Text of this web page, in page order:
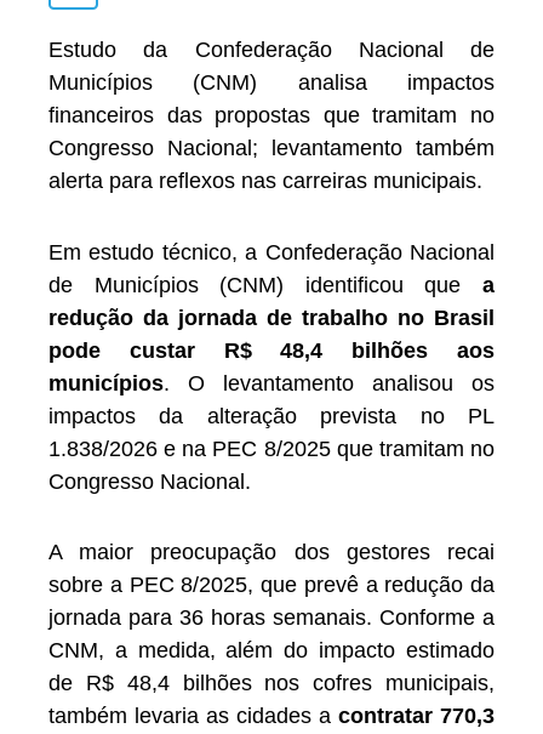
Estudo da Confederação Nacional de
Municípios (CNM) analisa impactos
financeiros das propostas que tramitam no
Congresso Nacional; levantamento também
alerta para reflexos nas carreiras municipais.
Em estudo técnico, a Confederação Nacional
de Municípios (CNM) identificou que a
redução da jornada de trabalho no Brasil
pode custar R$ 48,4 bilhões aos
municípios. O levantamento analisou os
impactos da alteração prevista no PL
1.838/2026 e na PEC 8/2025 que tramitam no
Congresso Nacional.
A maior preocupação dos gestores recai
sobre a PEC 8/2025, que prevê a redução da
jornada para 36 horas semanais. Conforme a
CNM, a medida, além do impacto estimado
de R$ 48,4 bilhões nos cofres municipais,
também levaria as cidades a contratar 770,3